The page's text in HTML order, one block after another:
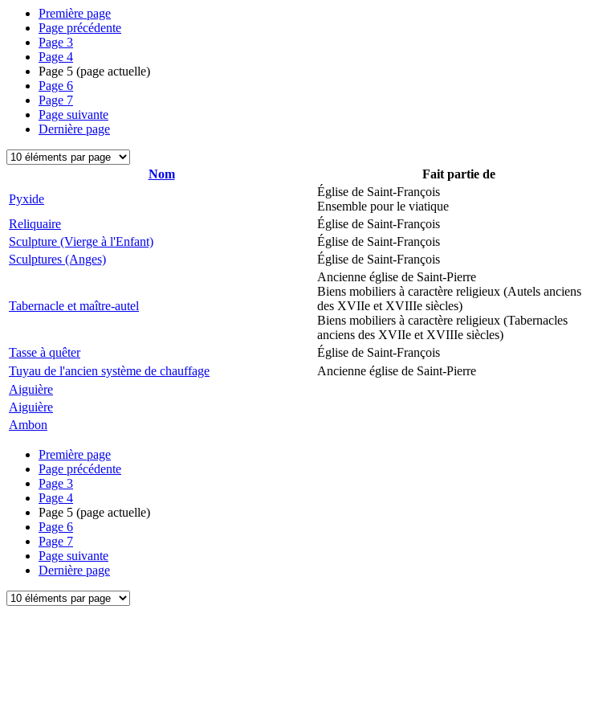
Première page
Page précédente
Page 3
Page 4
Page 5 (page actuelle)
Page 6
Page 7
Page suivante
Dernière page
Nom Fait partie de
Pyxide
Église de Saint-François
Ensemble pour le viatique
Reliquaire
Église de Saint-François
Sculpture (Vierge à l'Enfant)
Église de Saint-François
Sculptures (Anges)
Église de Saint-François
Tabernacle et maître-autel
Ancienne église de Saint-Pierre
Biens mobiliers à caractère religieux (Autels anciens
des XVIIe et XVIIIe siècles)
Biens mobiliers à caractère religieux (Tabernacles
anciens des XVIIe et XVIIIe siècles)
Tasse à quêter Église de Saint-François
Tuyau de l'ancien système de chauffage
Ancienne église de Saint-Pierre
Aiguière
Aiguière
Ambon
Première page
Page précédente
Page 3
Page 4
Page 5 (page actuelle)
Page 6
Page 7
Page suivante
Dernière page